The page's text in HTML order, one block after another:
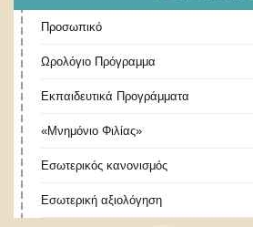
Προσωπικό
Ωρολόγιο Πρόγραμμα
Εκπαιδευτικά Προγράμματα
«Μνημόνιο Φιλίας»
Εσωτερικός κανονισμός
Εσωτερική αξιολόγηση